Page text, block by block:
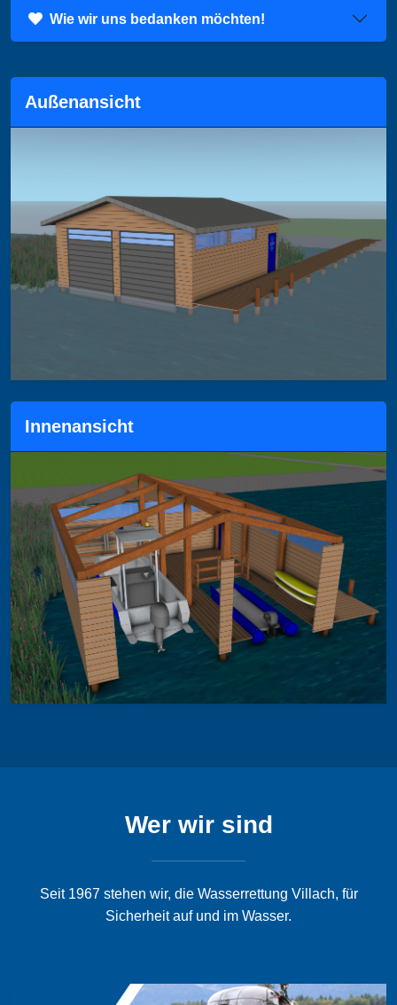
Wie wir uns bedanken möchten!
Außenansicht
Innenansicht
Wer wir sind
Seit 1967 stehen wir, die Wasserrettung Villach, für
Sicherheit auf und im Wasser.